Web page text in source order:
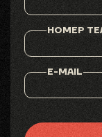
НОМЕР
E-MAIL